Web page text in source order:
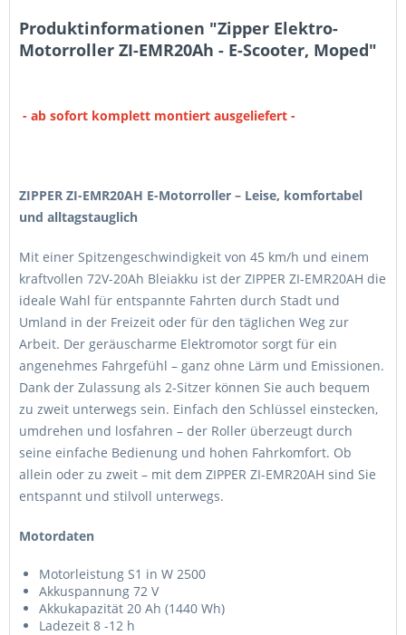
Produktinformationen "Zipper Elektro-
Motorroller ZI-EMR20Ah - E-Scooter, Moped"
- ab sofort komplett montiert ausgeliefert -
ZIPPER ZI-EMR20AH E-Motorroller – Leise, komfortabel
und alltagstauglich
Mit einer Spitzengeschwindigkeit von 45 km/h und einem
kraftvollen 72V-20Ah Bleiakku ist der ZIPPER ZI-EMR20AH die
ideale Wahl für entspannte Fahrten durch Stadt und
Umland in der Freizeit oder für den täglichen Weg zur
Arbeit. Der geräuscharme Elektromotor sorgt für ein
angenehmes Fahrgefühl – ganz ohne Lärm und Emissionen.
Dank der Zulassung als 2-Sitzer können Sie auch bequem
zu zweit unterwegs sein. Einfach den Schlüssel einstecken,
umdrehen und losfahren – der Roller überzeugt durch
seine einfache Bedienung und hohen Fahrkomfort. Ob
allein oder zu zweit – mit dem ZIPPER ZI-EMR20AH sind Sie
entspannt und stilvoll unterwegs.
Motordaten
Motorleistung S1 in W 2500
Akkuspannung 72 V
Akkukapazität 20 Ah (1440 Wh)
Ladezeit 8 -12 h